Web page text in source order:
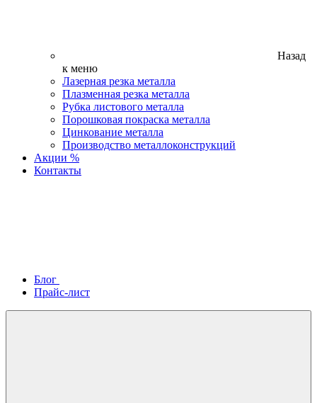
Назад
к меню
Лазерная резка металла
Плазменная резка металла
Рубка листового металла
Порошковая покраска металла
Цинкование металла
Производство металлоконструкций
Акции %
Контакты
Блог
Прайс-лист